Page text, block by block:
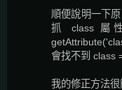
順便說明一下
抓 class 屬
會找不到 class
我的修正方法